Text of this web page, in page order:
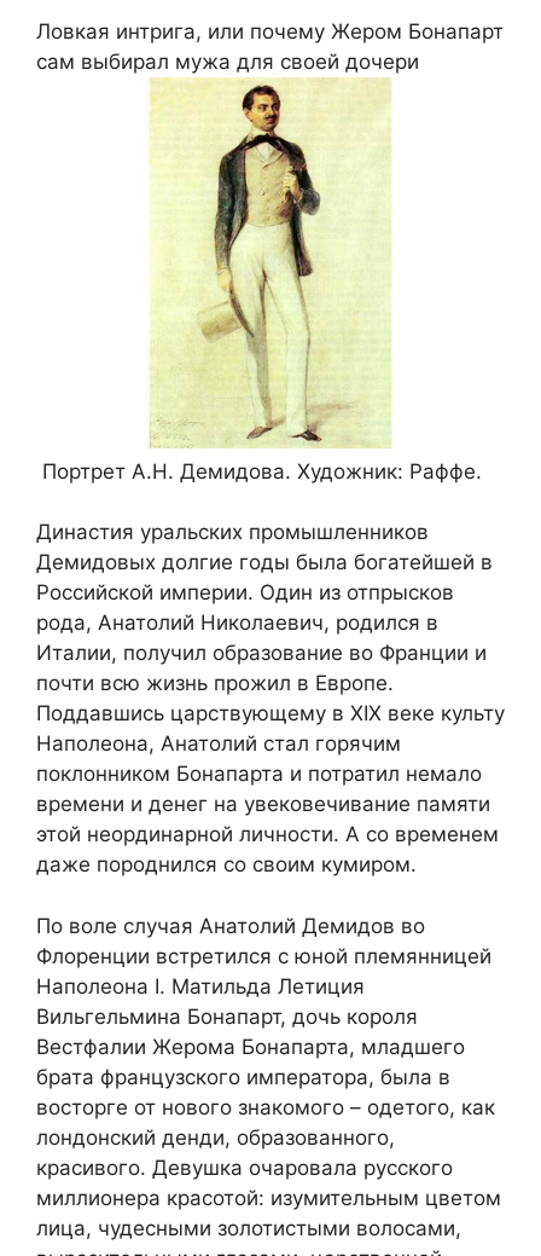
Ловкая интрига, или почему Жером Бонапарт
сам выбирал мужа для своей дочери
Портрет А.Н. Демидова. Художник: Раффе.
Династия уральских промышленников
Демидовых долгие годы была богатейшей в
Российской империи. Один из отпрысков
рода, Анатолий Николаевич, родился в
Италии, получил образование во Франции и
почти всю жизнь прожил в Европе.
Поддавшись царствующему в ХІХ веке культу
Наполеона, Анатолий стал горячим
поклонником Бонапарта и потратил немало
времени и денег на увековечивание памяти
этой неординарной личности. А со временем
даже породнился со своим кумиром.
По воле случая Анатолий Демидов во
Флоренции встретился с юной племянницей
Наполеона І. Матильда Летиция
Вильгельмина Бонапарт, дочь короля
Вестфалии Жерома Бонапарта, младшего
брата французского императора, была в
восторге от нового знакомого – одетого, как
лондонский денди, образованного,
красивого. Девушка очаровала русского
миллионера красотой: изумительным цветом
лица, чудесными золотистыми волосами,